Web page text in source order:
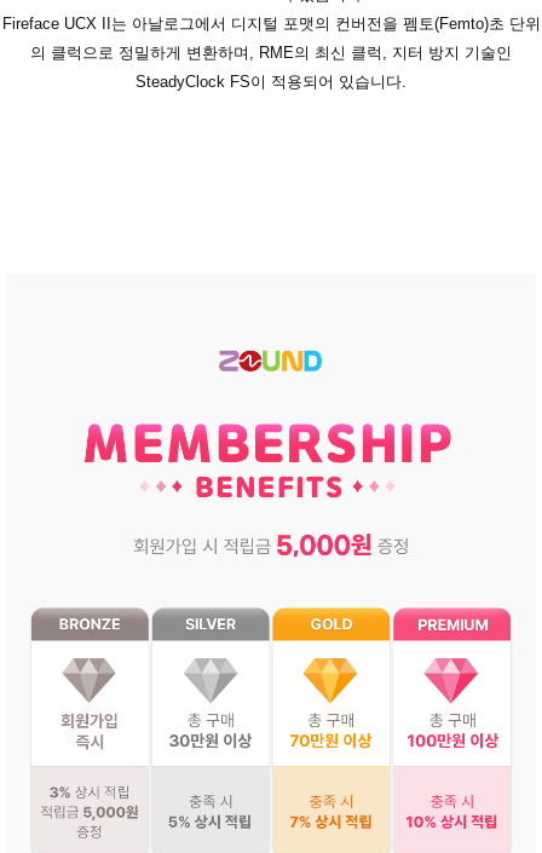
Fireface UCX II는 아날로그에서 디지털 포맷의 컨버전을 펨토(Femto)초 단위
의 클럭으로 정밀하게 변환하며, RME의 최신 클럭, 지터 방지 기술인
SteadyClock FS이 적용되어 있습니다.